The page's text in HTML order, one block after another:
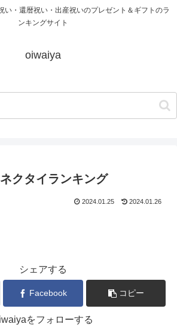
い・還暦祝い・出産祝いのプレゼント＆ギフトのラ
ンキングサイト
oiwaiya
クタイランキング
2024.01.25 2024.01.26
シェアする
Facebook コピー
をフォローする